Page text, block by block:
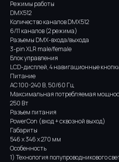
Режимы работы
DMX512
Количество каналов DMX512
6/11 каналов (2 режима)
Разъемы DMX-входа/выхода
3-pin XLR male/female
Блок управления
LCD-дисплей, 4 навигационные
Питание
AC 100-240 В, 50/60 Гц
Максимальная потребляемая
250 Вт
Разъем питания
PowerCon (вход + сквозной выход)
Габариты
546 x 346 x 270 мм
Особенность
1) Технология полупроводникового